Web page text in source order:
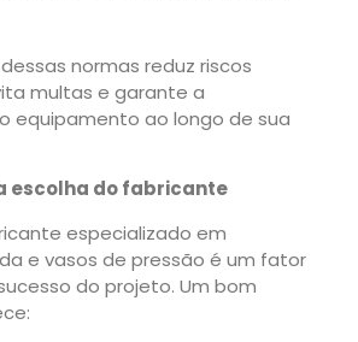
normas reduz riscos
multas e garante a
equipamento ao longo de sua
escolha do fabricante
especializado em
e vasos de pressão é um fator
do projeto. Um bom